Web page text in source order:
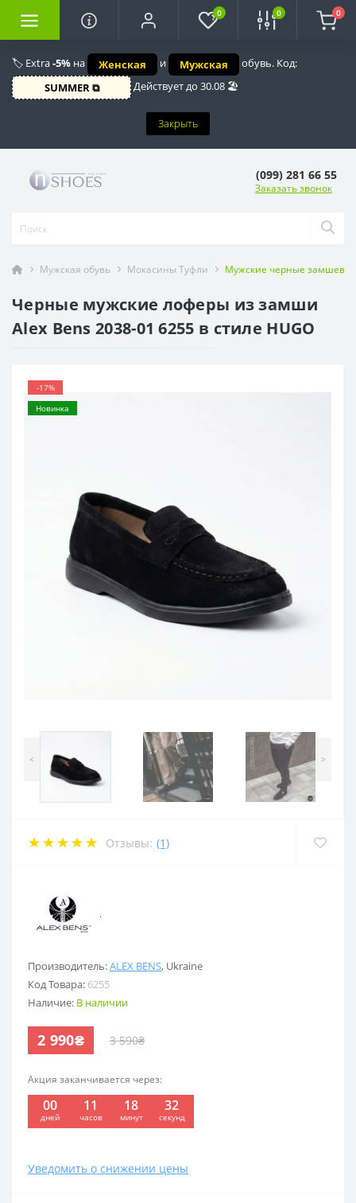
🏷️ Extra-5% на Женская и Мужская
обувь. Код:
SUMMER ⧉
Действует до 30.08 🏖️
Закрыть
0 0 0
(099) 281 66 55
Заказать звонок
Мужская обувь Мокасины Туфли Мужские черные замшевые
Черные мужские лоферы из замши
Alex Bens 2038-01 6255 в стиле HUGO
-17%
Новинка
< >
Отзывы: (1)
Производитель:ALEX BENS, Ukraine
Код Товара: 6255
Наличие: В наличии
2 990₴ 3 590₴
Акция заканчивается через:
00
дней
11
часов
18
минут
32
секунд
Уведомить о снижении цены
.